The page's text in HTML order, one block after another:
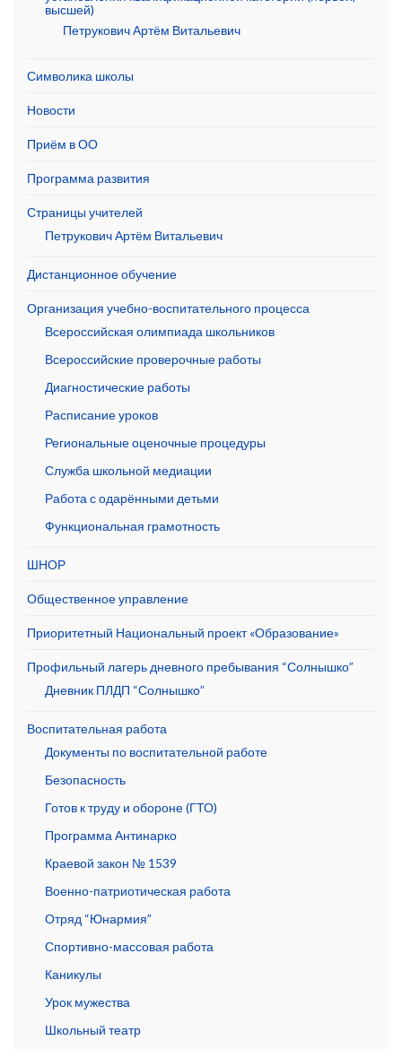
высшей)
Петрукович Артём Витальевич
Символика школы
Новости
Приём в ОО
Программа развития
Страницы учителей
Петрукович Артём Витальевич
Дистанционное обучение
Организация учебно-воспитательного процесса
Всероссийская олимпиада школьников
Всероссийские проверочные работы
Диагностические работы
Расписание уроков
Региональные оценочные процедуры
Служба школьной медиации
Работа с одарёнными детьми
Функциональная грамотность
ШНОР
Общественное управление
Приоритетный Национальный проект «Образование»
Профильный лагерь дневного пребывания “Солнышко”
Дневник ПЛДП “Солнышко”
Воспитательная работа
Документы по воспитательной работе
Безопасность
Готов к труду и обороне (ГТО)
Программа Антинарко
Краевой закон № 1539
Военно-патриотическая работа
Отряд “Юнармия”
Спортивно-массовая работа
Каникулы
Урок мужества
Школьный театр